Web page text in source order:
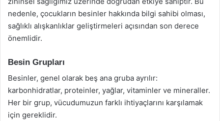
nedenle, çocukların besinler hakkında bilgi sahibi olması,
sağlıklı alışkanlıklar geliştirmeleri açısından son derece
önemlidir.
Besin Grupları
Besinler, genel olarak beş ana gruba ayrılır:
karbonhidratlar, proteinler, yağlar, vitaminler ve mineraller.
Her bir grup, vücudumuzun farklı ihtiyaçlarını karşılamak
için gereklidir.